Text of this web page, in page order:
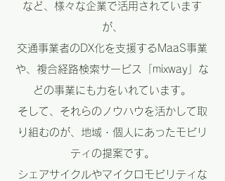
など、様々な企業で活用されています
が、
交通事業者のDX化を支援するMaaS事業
や、複合経路検索サービス「mixway」な
どの事業にも力をいれています。
そして、それらのノウハウを活かして取
り組むのが、地域・個人にあったモビリ
ティの提案です。
シェアサイクルやマイクロモビリティな